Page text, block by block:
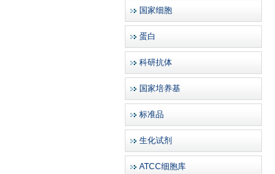
国家细胞
蛋白
科研抗体
国家培养基
标准品
生化试剂
ATCC细胞库